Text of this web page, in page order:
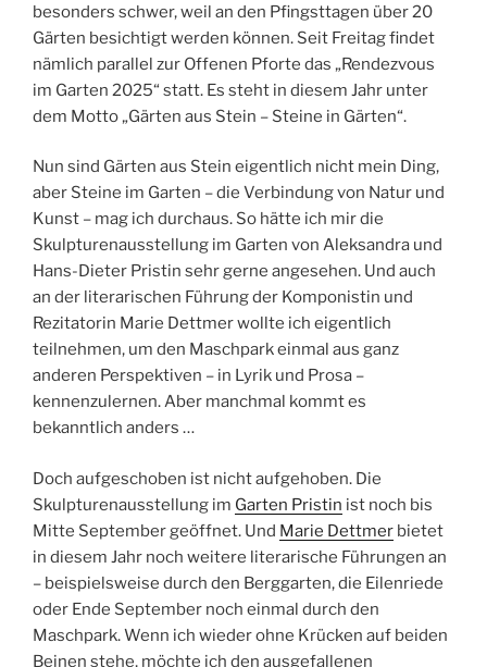
besonders schwer, weil an den Pfingsttagen über 20
Gärten besichtigt werden können. Seit Freitag findet
nämlich parallel zur Offenen Pforte das „Rendezvous
im Garten 2025“ statt. Es steht in diesem Jahr unter
dem Motto „Gärten aus Stein – Steine in Gärten“.
Nun sind Gärten aus Stein eigentlich nicht mein Ding,
aber Steine im Garten – die Verbindung von Natur und
Kunst – mag ich durchaus. So hätte ich mir die
Skulpturenausstellung im Garten von Aleksandra und
Hans-Dieter Pristin sehr gerne angesehen. Und auch
an der literarischen Führung der Komponistin und
Rezitatorin Marie Dettmer wollte ich eigentlich
teilnehmen, um den Maschpark einmal aus ganz
anderen Perspektiven – in Lyrik und Prosa –
kennenzulernen. Aber manchmal kommt es
bekanntlich anders …
Doch aufgeschoben ist nicht aufgehoben. Die
Skulpturenausstellung im Garten Pristin ist noch bis
Mitte September geöffnet. Und Marie Dettmer bietet
in diesem Jahr noch weitere literarische Führungen an
– beispielsweise durch den Berggarten, die Eilenriede
oder Ende September noch einmal durch den
Maschpark. Wenn ich wieder ohne Krücken auf beiden
Beinen stehe, möchte ich den ausgefallenen